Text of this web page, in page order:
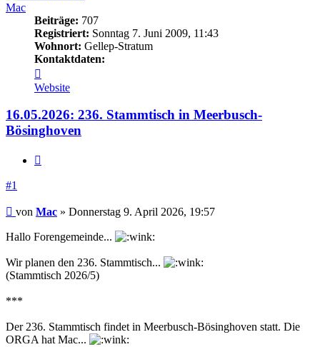
Mac
Beiträge: 707
Registriert: Sonntag 7. Juni 2009, 11:43
Wohnort: Gellep-Stratum
Kontaktdaten:
von
Mac
Website
16.05.2026: 236. Stammtisch in Meerbusch-
Bösinghoven
#1
Beitrag
von Mac » Donnerstag 9. April 2026, 19:57
Hallo Forengemeinde...
Wir planen den 236. Stammtisch...
(Stammtisch 2026/5)
***
Der 236. Stammtisch findet in Meerbusch-Bösinghoven statt. Die
ORGA hat Mac...